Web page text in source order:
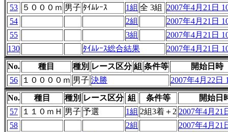
53
５０００ｍ 男子 ﾀｲﾑﾚｰｽ 1組 全 3組
2007年4月21日
54
2組
2007年4月21日
55
3組
2007年4月21日
130
ﾀｲﾑﾚｰｽ総合結果 2007年4月21日
No. 種目 種別 レース区分 組 条件等
開始日時
56
１００００ｍ 男子 決勝 2007年4月22日
No. 種目 種別 レース区分 組 条件等
開始日
57
１１０ｍＨ 男子 予選 1組 2組3着＋2 2007年4月21
58
2組
2007年4月21